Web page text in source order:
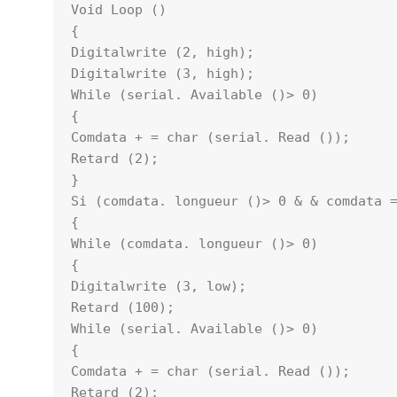
Void Loop ()
{
Digitalwrite (2, high);
Digitalwrite (3, high);
While (serial. Available ()> 0)
{
Comdata + = char (serial. Read ());
Retard (2);
}
Si (comdata. longueur ()> 0 & & comdata
{
While (comdata. longueur ()> 0)
{
Digitalwrite (3, low);
Retard (100);
While (serial. Available ()> 0)
{
Comdata + = char (serial. Read ());
Retard (2);